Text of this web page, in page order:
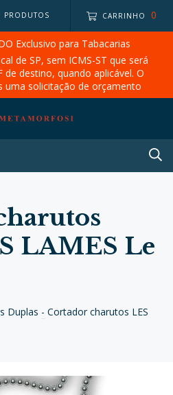
PRODUTOS CARRINHO 0
Exclusivo para Tabacarias
de SP, sem ICMS-ST que será
destino, quando aplicável. O
uma solicitação de orçamento
LAMES Le
Duplas - Cortador charutos LES